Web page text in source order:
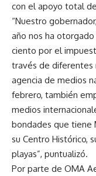
con el apoyo total
“Nuestro
año nos ha
ciento por el
través de diferentes
agencia de medios
febrero, también
medios
bondades que tiene
su Centro Histórico,
playas”, puntualizó.
Por parte de OMA